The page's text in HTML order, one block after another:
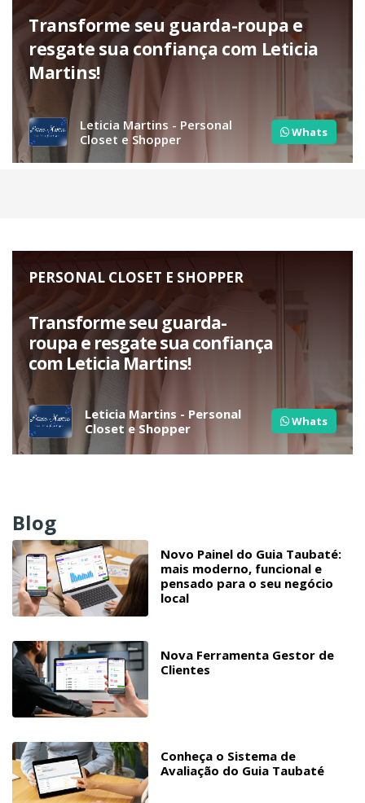
Transforme seu guarda-roupa e
resgate sua confiança com Leticia
Martins!
Leticia Martins - Personal
Closet e Shopper
Whats
PERSONAL CLOSET E SHOPPER
Transforme seu guarda-
roupa e resgate sua confiança
com Leticia Martins!
Leticia Martins - Personal
Closet e Shopper
Whats
Blog
Novo Painel do Guia Taubaté:
mais moderno, funcional e
pensado para o seu negócio
local
Nova Ferramenta Gestor de
Clientes
Conheça o Sistema de
Avaliação do Guia Taubaté